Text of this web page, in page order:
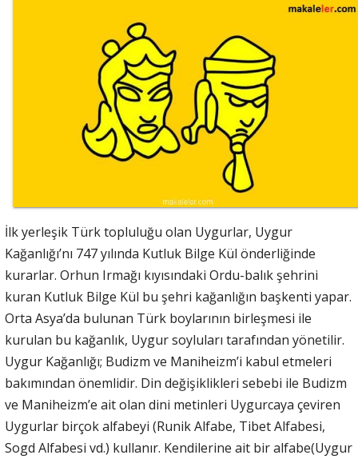
İlk yerleşik Türk topluluğu olan Uygurlar, Uygur
Kağanlığı’nı 747 yılında Kutluk Bilge Kül önderliğinde
kurarlar. Orhun Irmağı kıyısındaki Ordu-balık şehrini
kuran Kutluk Bilge Kül bu şehri kağanlığın başkenti yapar.
Orta Asya’da bulunan Türk boylarının birleşmesi ile
kurulan bu kağanlık, Uygur soyluları tarafından yönetilir.
Uygur Kağanlığı; Budizm ve Maniheizm’i kabul etmeleri
bakımından önemlidir. Din değişiklikleri sebebi ile Budizm
ve Maniheizm’e ait olan dini metinleri Uygurcaya çeviren
Uygurlar birçok alfabeyi (Runik Alfabe, Tibet Alfabesi,
Sogd Alfabesi vd.) kullanır. Kendilerine ait bir alfabe(Uygur